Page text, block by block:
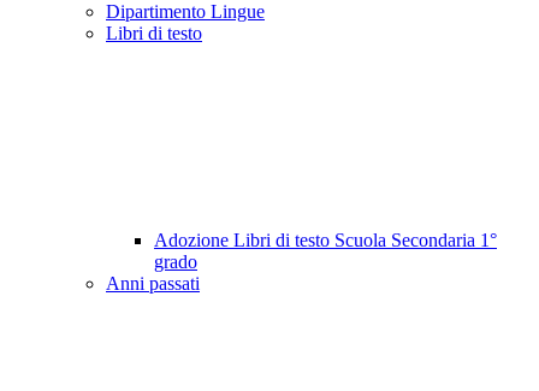
Dipartimento Lingue
Libri di testo
Adozione Libri di testo Scuola Secondaria 1°
grado
Anni passati